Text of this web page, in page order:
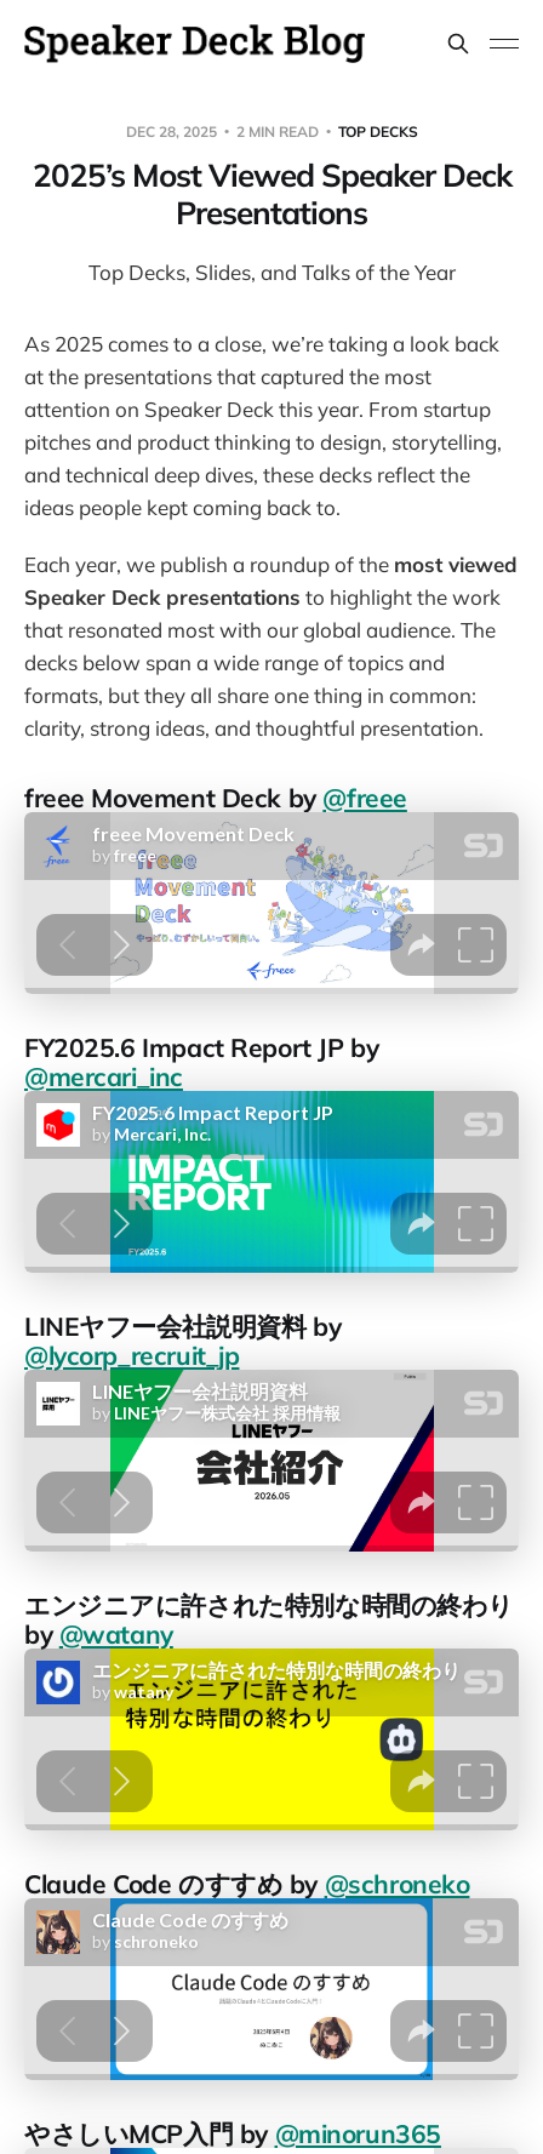
DEC 28, 2025 2 MIN READ TOP DECKS
2025’s Most Viewed Speaker Deck
Presentations
Top Decks, Slides, and Talks of the Year
As 2025 comes to a close, we’re taking a look back
at the presentations that captured the most
attention on Speaker Deck this year. From startup
pitches and product thinking to design, storytelling,
and technical deep dives, these decks reflect the
ideas people kept coming back to.
Each year, we publish a roundup of the most viewed
Speaker Deck presentations to highlight the work
that resonated most with our global audience. The
decks below span a wide range of topics and
formats, but they all share one thing in common:
clarity, strong ideas, and thoughtful presentation.
freee Movement Deck by@freee
FY2025.6 Impact Report JP by
@mercari_inc
LINEヤフー会社説明資料 by
@lycorp_recruit_jp
エンジニアに許された特別な時間の終わり
by@watany
Claude Code のすすめ by @schroneko
やさしいMCP入門 by @minorun365